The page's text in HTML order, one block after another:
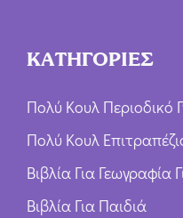
ΚΑΤΗΓΟΡΙΕΣ
Πολύ Κουλ Περιοδικό
Πολύ Κουλ
Βιβλία Για Γεωγραφία
Βιβλία Για Παιδιά